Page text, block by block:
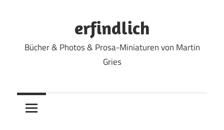
erfindlich
Bücher & Photos & Prosa-Miniaturen von Martin
Gries